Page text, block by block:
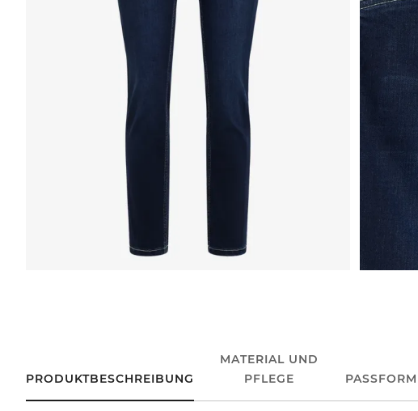
PRODUKTBESCHREIBUNG
MATERIAL UND
PFLEGE
PASSFORM